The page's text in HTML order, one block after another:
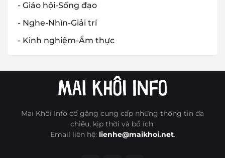
- Giáo hội-Sống đạo
- Nghe-Nhìn-Giải trí
- Kinh nghiệm-Ẩm thực
Mai Khôi Info cố gắng cung cấp những thông tin đa
chiều, kịp thời và bổ ích.
Email liên hệ: lienhe@maikhoi.net.